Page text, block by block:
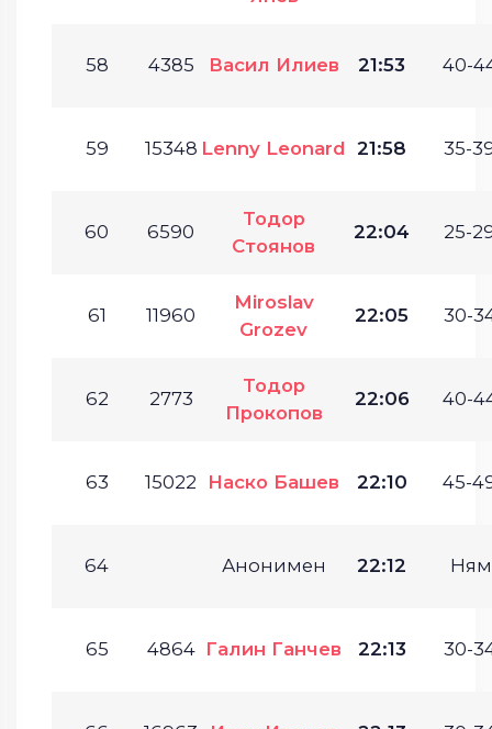
58 4385 Васил Илиев 21:53 40-
59 15348 Lenny Leonard 21:58 35-
60 6590
Тодор
Стоянов
22:04 25-
61 11960
Miroslav
Grozev
22:05 30-
62 2773
Тодор
Прокопов
22:06 40-
63 15022 Наско Башев 22:10 45-
64 Анонимен 22:12
65 4864 Галин Ганчев 22:13 30-